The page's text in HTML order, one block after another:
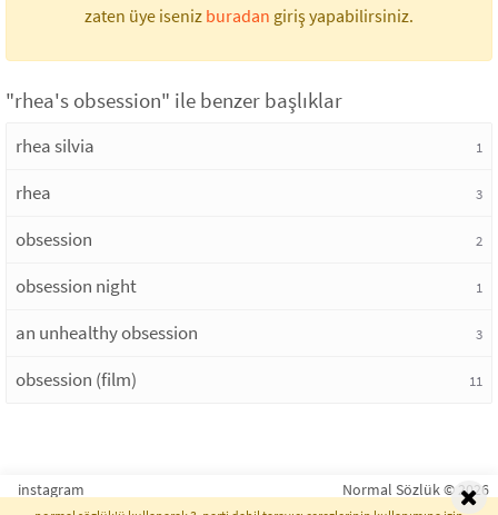
zaten üye iseniz buradan giriş yapabilirsiniz.
"rhea's obsession" ile benzer başlıklar
rhea silvia 1
rhea 3
obsession 2
obsession night 1
an unhealthy obsession 3
obsession (film) 11
instagram Normal Sözlük © 2026